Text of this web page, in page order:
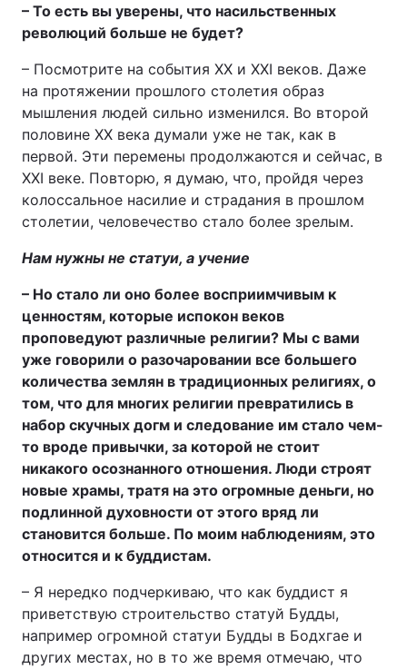
– То есть вы уверены, что насильственных
революций больше не будет?
– Посмотрите на события XX и XXI веков. Даже
на протяжении прошлого столетия образ
мышления людей сильно изменился. Во второй
половине XX века думали уже не так, как в
первой. Эти перемены продолжаются и сейчас, в
XXI веке. Повторю, я думаю, что, пройдя через
колоссальное насилие и страдания в прошлом
столетии, человечество стало более зрелым.
Нам нужны не статуи, а учение
– Но стало ли оно более восприимчивым к
ценностям, которые испокон веков
проповедуют различные религии? Мы с вами
уже говорили о разочаровании все большего
количества землян в традиционных религиях, о
том, что для многих религии превратились в
набор скучных догм и следование им стало чем-
то вроде привычки, за которой не стоит
никакого осознанного отношения. Люди строят
новые храмы, тратя на это огромные деньги, но
подлинной духовности от этого вряд ли
становится больше. По моим наблюдениям, это
относится и к буддистам.
– Я нередко подчеркиваю, что как буддист я
приветствую строительство статуй Будды,
например огромной статуи Будды в Бодхгае и
других местах, но в то же время отмечаю, что